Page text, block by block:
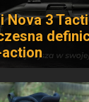
Nova 3